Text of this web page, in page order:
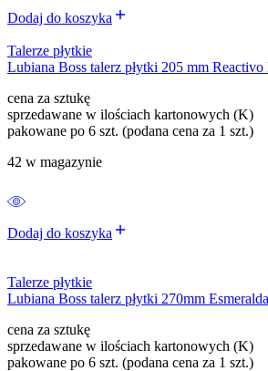
Dodaj do koszyka
Talerze płytkie
Lubiana Boss talerz płytki 205 mm Reactivo
cena za sztukę
sprzedawane w ilościach kartonowych (K)
pakowane po 6 szt. (podana cena za 1 szt.)
42 w magazynie
Dodaj do koszyka
Talerze płytkie
Lubiana Boss talerz płytki 270mm
cena za sztukę
sprzedawane w ilościach kartonowych (K)
pakowane po 6 szt. (podana cena za 1 szt.)